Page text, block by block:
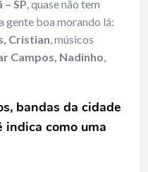
SP, quase não tem
gente boa morando lá:
Cristian, músicos
Campos, Nadinho,
bandas da cidade
indica como uma